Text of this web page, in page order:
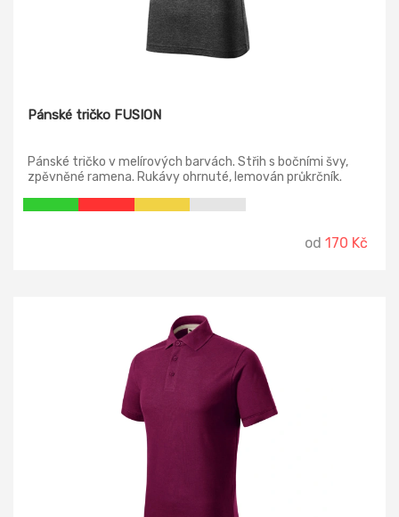
Pánské tričko FUSION
Pánské tričko v melírových barvách. Střih s bočními švy,
zpěvněné ramena. Rukávy ohrnuté, lemován průkrčník.
od 170 Kč